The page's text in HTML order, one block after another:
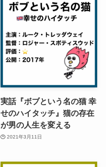
実話『ボブという名の猫 幸
せのハイタッチ』猫の存在
が男の人生を変える
2021年3月11日